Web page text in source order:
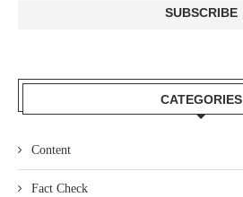
CATEGORIES
Content
Fact Check